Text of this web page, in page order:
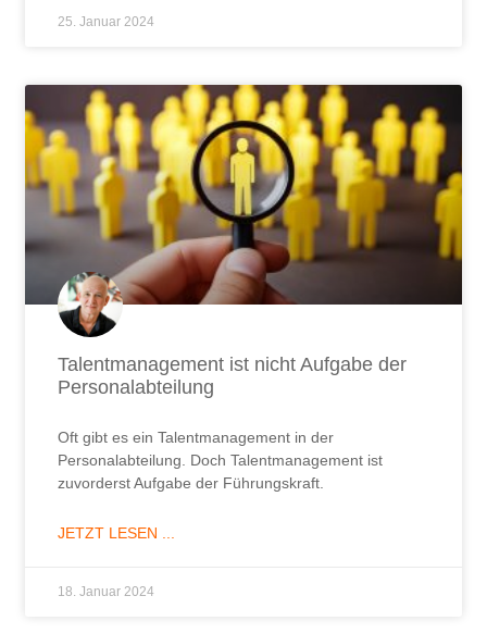
25. Januar 2024
Talentmanagement ist nicht Aufgabe der
Personalabteilung
Oft gibt es ein Talentmanagement in der
Personalabteilung. Doch Talentmanagement ist
zuvorderst Aufgabe der Führungskraft.
JETZT LESEN ...
18. Januar 2024